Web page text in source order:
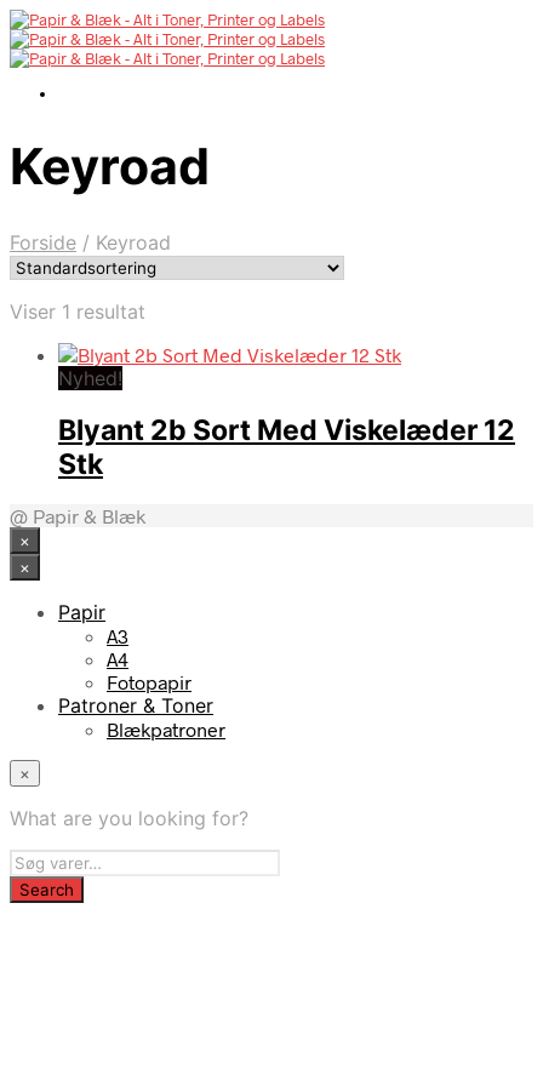
Keyroad
Forside / Keyroad
Viser 1 resultat
Nyhed!
Blyant 2b Sort Med Viskelæder 12
Stk
@ Papir & Blæk
×
×
Papir
A3
A4
Fotopapir
Patroner & Toner
Blækpatroner
×
What are you looking for?